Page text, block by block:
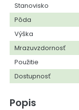
Stanovisko
Pôda
Výška
Mrazuvzdornosť
Použitie
Dostupnosť
Popis